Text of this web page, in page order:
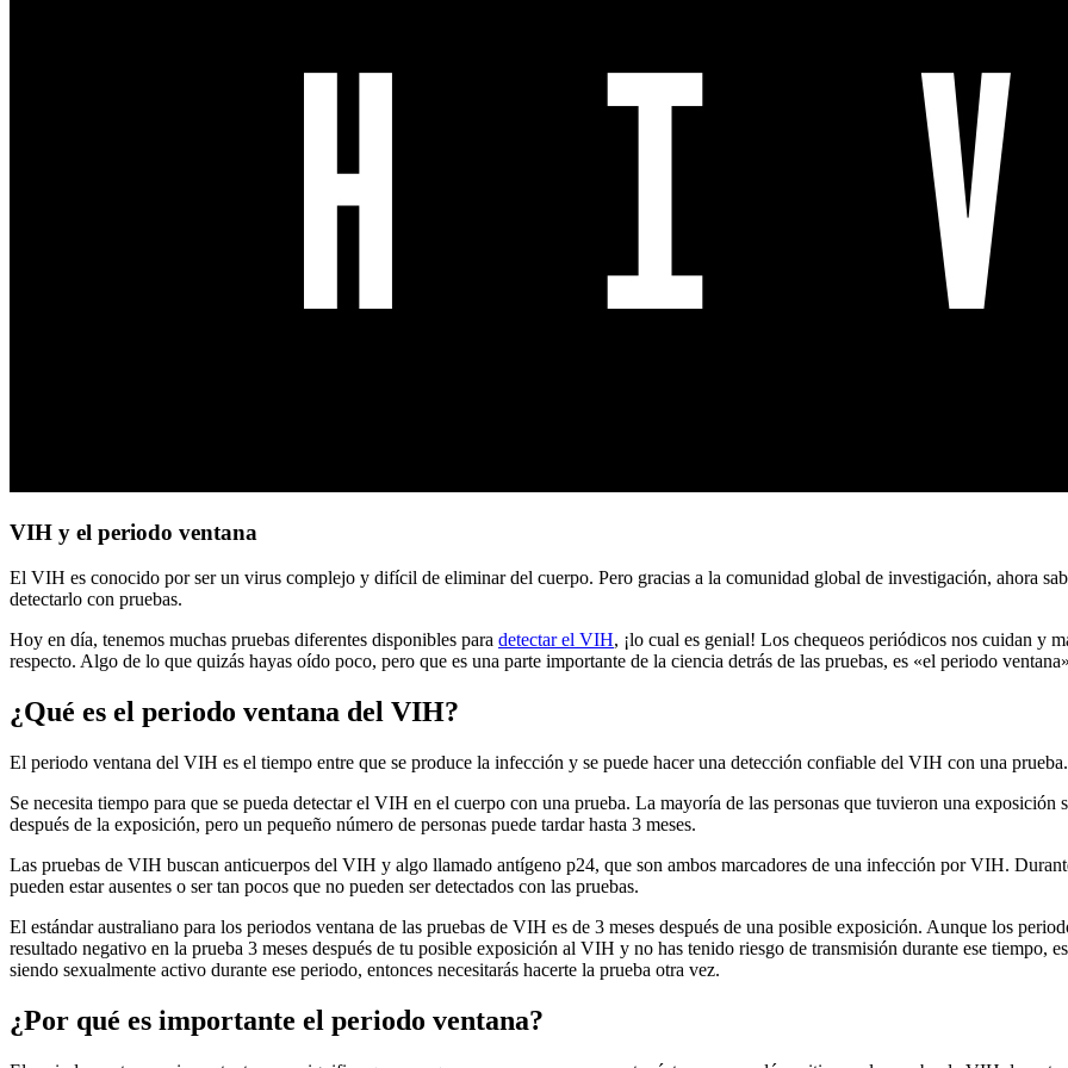
VIH y el periodo ventana
El VIH es conocido por ser un virus complejo y difícil de eliminar del cuerpo. Pero gracias a la comunidad global de investigación, ahora
detectarlo con pruebas.
Hoy en día, tenemos muchas pruebas diferentes disponibles para detectar el VIH, ¡lo cual es genial! Los chequeos periódicos nos cuidan y
respecto. Algo de lo que quizás hayas oído poco, pero que es una parte importante de la ciencia detrás de las pruebas, es «el periodo
¿Qué es el periodo ventana del VIH?
El periodo ventana del VIH es el tiempo entre que se produce la infección y se puede hacer una detección confiable del VIH con una prueba.
Se necesita tiempo para que se pueda detectar el VIH en el cuerpo con una prueba. La mayoría de las personas que tuvieron una
después de la exposición, pero un pequeño número de personas puede tardar hasta 3 meses.
Las pruebas de VIH buscan anticuerpos del VIH y algo llamado antígeno p24, que son ambos marcadores de una infección por VIH.
pueden estar ausentes o ser tan pocos que no pueden ser detectados con las pruebas.
El estándar australiano para los periodos ventana de las pruebas de VIH es de 3 meses después de una posible exposición. Aunque los
resultado negativo en la prueba 3 meses después de tu posible exposición al VIH y no has tenido riesgo de transmisión durante ese tiempo,
siendo sexualmente activo durante ese periodo, entonces necesitarás hacerte la prueba otra vez.
¿Por qué es importante el periodo ventana?